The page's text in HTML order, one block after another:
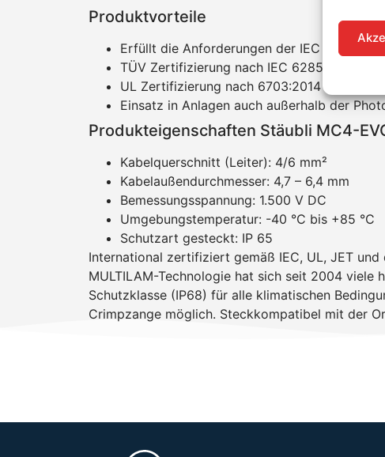
Produktvorteile
Erfüllt die Anforderungen der IEC
TÜV Zertifizierung nach IEC 62852:2014 in
UL Zertifizierung nach 6703:2014 in
Einsatz in Anlagen auch außerhalb der
Produkteigenschaften Stäubli MC4-
Kabelquerschnitt (Leiter): 4/6 mm²
Kabelaußendurchmesser: 4,7 – 6,4 mm
Bemessungsspannung: 1.500 V DC
Umgebungstemperatur: -40 °C bis +85 °C
Schutzart gesteckt: IP 65
International zertifiziert gemäß IEC, UL, JET
MULTILAM-Technologie hat sich seit 2004
Schutzklasse (IP68) für alle klimatischen
Crimpzange möglich. Steckkompatibel mit der